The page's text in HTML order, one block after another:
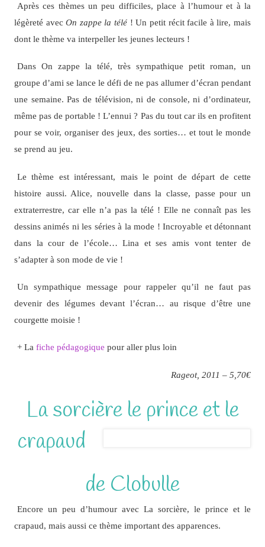
Après ces thèmes un peu difficiles, place à l’humour et à la
légèreté avecOn zappe la télé ! Un petit récit facile à lire, mais
dont le thème va interpeller les jeunes lecteurs !
Dans On zappe la télé, très sympathique petit roman, un
groupe d’ami se lance le défi de ne pas allumer d’écran pendant
une semaine. Pas de télévision, ni de console, ni d’ordinateur,
même pas de portable ! L’ennui ? Pas du tout car ils en profitent
pour se voir, organiser des jeux, des sorties… et tout le monde
se prend au jeu.
Le thème est intéressant, mais le point de départ de cette
histoire aussi. Alice, nouvelle dans la classe, passe pour un
extraterrestre, car elle n’a pas la télé ! Elle ne connaît pas les
dessins animés ni les séries à la mode ! Incroyable et détonnant
dans la cour de l’école… Lina et ses amis vont tenter de
s’adapter à son mode de vie !
Un sympathique message pour rappeler qu’il ne faut pas
devenir des légumes devant l’écran… au risque d’être une
courgette moisie !
+ La fiche pédagogique pour aller plus loin
Rageot, 2011 – 5,70€
La sorcière le prince et le
crapaud
de Clobulle
Encore un peu d’humour avec La sorcière, le prince et le
crapaud, mais aussi ce thème important des apparences.